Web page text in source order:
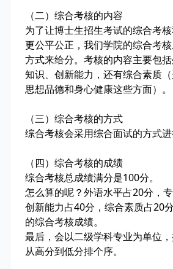
（二）综合考核的内容
为了让博士生招生考试的综合考核
更公平公正，我们学院的综合考
方式来给分。考核的内容主要包
知识、创新能力，还有综合素质
思想品德和身心健康这些方面）。
（三）综合考核的方式
综合考核会采用综合面试的方式进
（四）综合考核的成绩
综合考核总成绩满分是100分。
怎么算的呢？外语水平占20分，
创新能力占40分，综合素质占20
的综合考核成绩。
最后，会以二级学科专业为单位
从高分到低分排个序。